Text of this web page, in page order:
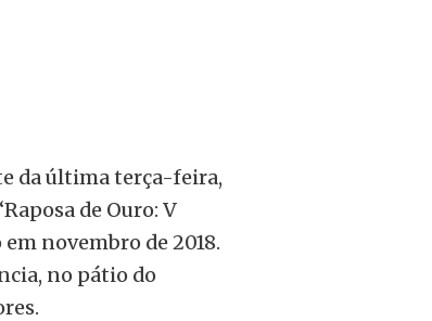
da última terça-feira,
de Ouro: V
novembro de 2018.
no pátio do